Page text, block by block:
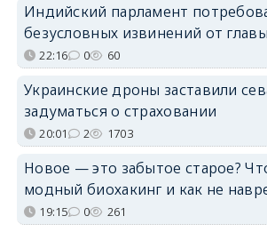
Индийский парламент
безусловных извинений от
22:16 0 60
Украинские дроны заставили
задуматься о страховании
20:01 2 1703
Новое — это забытое старое?
модный биохакинг и как не
19:15 0 261